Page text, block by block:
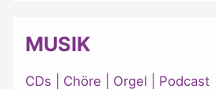
MUSIK
CDs Chöre Orgel Podcast